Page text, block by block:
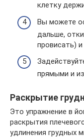
клетку
Вы можете
дальше,
провисать)
прямыми и
Раскрытие
Это упражнение в
раскрытия
удлинения грудных